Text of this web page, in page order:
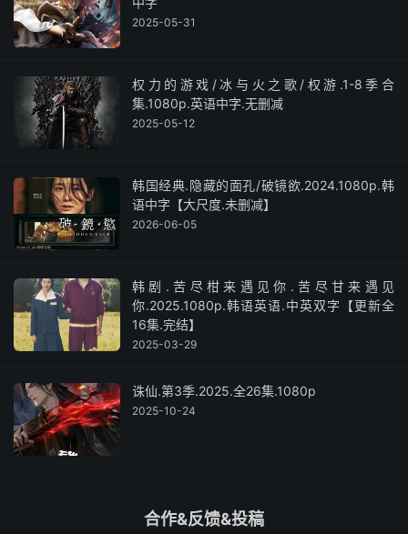
2025-05-31
权力的游戏/冰与火之歌/权游.1-8季合
集.1080p.英语中字.无删减
2025-05-12
韩国经典.隐藏的面孔/破镜欲.2024.1080p.韩
语中字【大尺度.未删减】
2026-06-05
韩剧.苦尽柑来遇见你.苦尽甘来遇见
你.2025.1080p.韩语英语.中英双字【更新全
16集.完结】
2025-03-29
诛仙.第3季.2025.全26集.1080p
2025-10-24
合作&反馈&投稿